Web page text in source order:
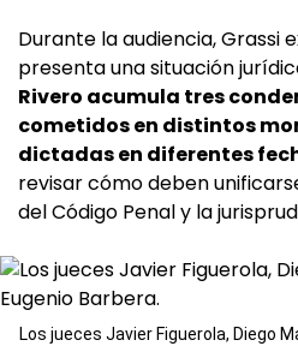
Durante la audiencia, Grassi
presenta una situación
Rivero acumula tres
cometidos en distintos
dictadas en diferentes
revisar cómo deben
del Código Penal y la
Los jueces Javier Figuerola, Diego